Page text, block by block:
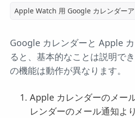
Apple Watch 用 Google カレンダーア
Google カレンダーと Apple
ると、基本的なことは説明で
の機能は動作が異なります。
Apple カレンダーのメー
レンダーのメール通知よ